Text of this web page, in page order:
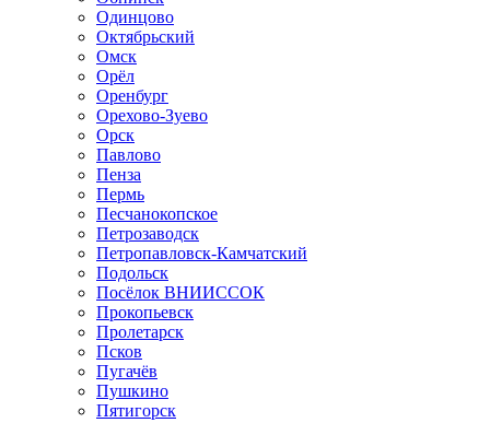
Одинцово
Октябрьский
Омск
Орёл
Оренбург
Орехово-Зуево
Орск
Павлово
Пенза
Пермь
Песчанокопское
Петрозаводск
Петропавловск-Камчатский
Подольск
Посёлок ВНИИССОК
Прокопьевск
Пролетарск
Псков
Пугачёв
Пушкино
Пятигорск